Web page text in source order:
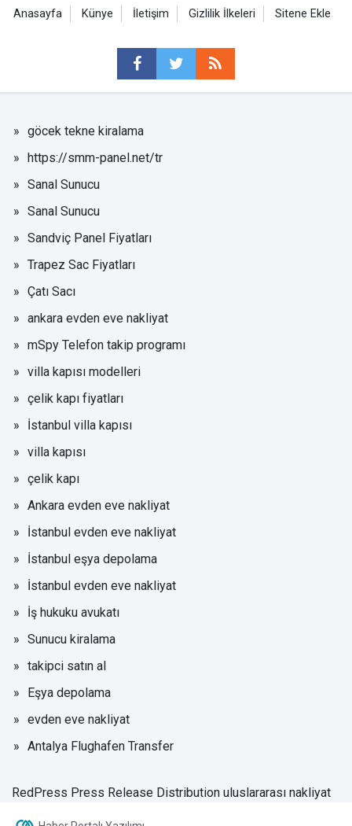
Anasayfa Künye İletişim Gizlilik İlkeleri Sitene Ekle
göcek tekne kiralama
https://smm-panel.net/tr
Sanal Sunucu
Sanal Sunucu
Sandviç Panel Fiyatları
Trapez Sac Fiyatları
Çatı Sacı
ankara evden eve nakliyat
mSpy Telefon takip programı
villa kapısı modelleri
çelik kapı fiyatları
İstanbul villa kapısı
villa kapısı
çelik kapı
Ankara evden eve nakliyat
İstanbul evden eve nakliyat
İstanbul eşya depolama
İstanbul evden eve nakliyat
İş hukuku avukatı
Sunucu kiralama
takipci satın al
Eşya depolama
evden eve nakliyat
Antalya Flughafen Transfer
RedPress Press Release Distribution uluslararası nakliyat